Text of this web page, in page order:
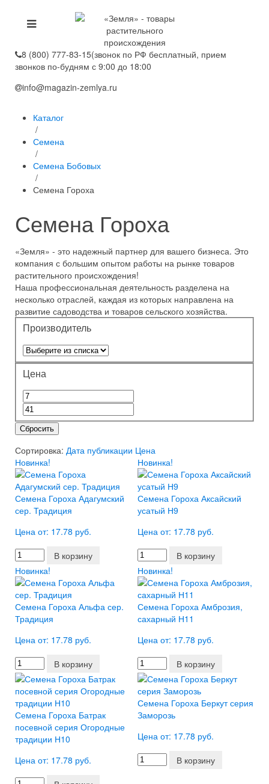
8 (800) 777-83-15(звонок по РФ бесплатный, прием
звонков по-будням с 9:00 до 18:00
info@magazin-zemlya.ru
Каталог
/
Семена
/
Семена Бобовых
/
Семена Гороха
Семена Гороха
«Земля» - это надежный партнер для вашего бизнеса. Это
компания с большим опытом работы на рынке товаров
растительного происхождения!
Наша профессиональная деятельность разделена на
несколько отраслей, каждая из которых направлена на
развитие садоводства и товаров сельского хозяйства.
Производитель
Цена
Сбросить
Сортировка: Дата публикации Цена
Новинка!
Семена Гороха Адагумский
сер. Традиция
Цена от: 17.78 руб.
В корзину
Новинка!
Семена Гороха Аксайский
усатый Н9
Цена от: 17.78 руб.
В корзину
Новинка!
Семена Гороха Альфа сер.
Традиция
Цена от: 17.78 руб.
В корзину
Новинка!
Семена Гороха Амброзия,
сахарный Н11
Цена от: 17.78 руб.
В корзину
Семена Гороха Батрак
посевной серия Огородные
традиции Н10
Цена от: 17.78 руб.
Семена Гороха Беркут серия
Заморозь
Цена от: 17.78 руб.
В корзину